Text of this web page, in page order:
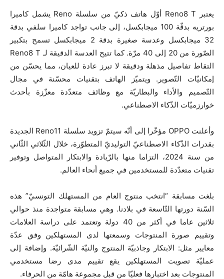
يعتبر Reno8 T أوّل هاتف ذكيّ من سلسلة Reno يشمل كاميرا
بورتريه بدقّة 100 ميجابكسل، إلى جانب تواجد كاميرا سلفي بدقة
32 ميجابكسل وعدسة صغيرة بدقة 2 ميجابكسل تسمح بتكبير
الصّورة من 20 إلى 40 مرّة. كما تتيح العدسة الدقيقة لـ Reno8 T
التقاط تفاصيل مذهلة ودقيقة لا تبرز عادة للعيان، مما يحسّن من
إمكانيّات التّصوير. ويتميّز الهاتف بتقنيات محسّنة في مجال
التّصميم والأداء والبطاريّة مع وظائف متعدّدة معزّزة بأحدث
خوارزميّات الذّكاء الاصطناعي.
وأعلنت OPPO مؤخّرا إلى أنّه سيتمّ تزويد سلسلة Reno11 الجديدة
بقدرات الذّكاء الاصطناعيّ التوليديّ المتطوّرة، خلال الثّلاثي الثّاني
من سنة 2024، التزاما منها بالرّيادة والابتكار المتواصل وتوفير
تقنيات متعدّدة للمستخدمين في جميع أنحاء العالم.
بلغت مسابقة “انتخب منتوج العام من المستهلك التونسيّ” هذه
السّنة دورتها التّاسعة في بلادنا. وهي مسابقة متواجدة منذ حوالي
ثلاثين عاما في أكثر من 40 دولة وتعتمد على دراسة العلامات
وتقييم صورة المنتوجات وسمعتها لدى المستهلكين وفق عدّة
معايير مثل: الابتكار وجاذبيّة المنتوج والنيّة الشّرائيّة. وإضافة إلى
عمليّة تصويت المستهلكين يقع تقييم مدى رضا مستخدمي
المنتوجات بعد اختبارها فعليّا من قبل مجموعة هامّة من الحرفاء.